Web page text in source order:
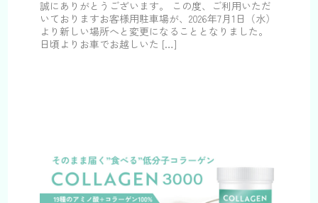
誠にありがとうございます。 この度、ご利用いただ
いておりますお客様用駐車場が、2026年7月1日（水）
より新しい場所へと変更になることとなりました。
日頃よりお車でお越しいた […]